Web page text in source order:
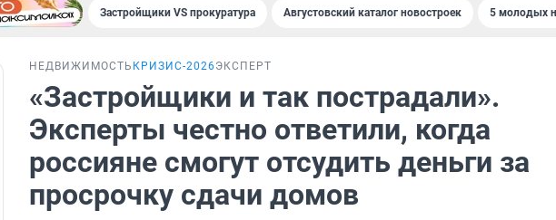
Застройщики VS прокуратура Августовский каталог новостроек 5 молодых
НЕДВИЖИМОСТЬ КРИЗИС-2026ЭКСПЕРТ
«Застройщики и так пострадали».
Эксперты честно ответили, когда
россияне смогут отсудить деньги за
просрочку сдачи домов